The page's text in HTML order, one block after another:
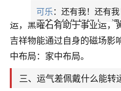
运：选择佩戴适合你的吉
运，黑曜石有助于事业运，
吉祥物能通过自身的磁场影
中布局：家中布局。
三、运气差佩戴什么能转
可乐：还有我！还有
天爷会给你好好上一课
哪样不服都不行！
平安是福：我也是每
卦，认识老师3年了，
17分钟前 来自湖北